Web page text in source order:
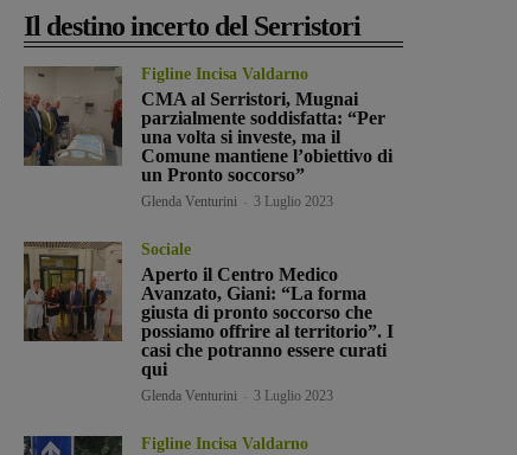
Il destino incerto del Serristori
Figline Incisa Valdarno
CMA al Serristori, Mugnai
parzialmente soddisfatta: “Per
una volta si investe, ma il
Comune mantiene l’obiettivo di
un Pronto soccorso”
Glenda Venturini 3 Luglio 2023
Sociale
Aperto il Centro Medico
Avanzato, Giani: “La forma
giusta di pronto soccorso che
possiamo offrire al territorio”. I
casi che potranno essere curati
qui
Glenda Venturini 3 Luglio 2023
Figline Incisa Valdarno